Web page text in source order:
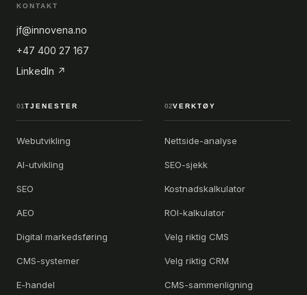
KONTAKT
jf@innovena.no
+47 400 27 167
LinkedIn ↗
01TJENESTER
Webutvikling
AI-utvikling
SEO
AEO
Digital markedsføring
CMS-systemer
E-handel
02VERKTØY
Nettside-analyse
SEO-sjekk
Kostnadskalkulator
ROI-kalkulator
Velg riktig CMS
Velg riktig CRM
CMS-sammenligning